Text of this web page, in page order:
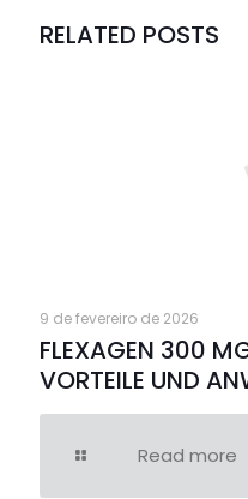
RELATED POSTS
9 de fevereiro de 2026
FLEXAGEN 300
VORTEILE UND
Read more